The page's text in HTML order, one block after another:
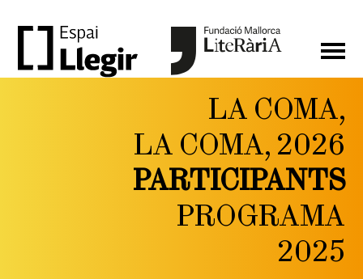
LA COMA,
LA COMA, 2026
PARTICIPANTS
PROGRAMA
2025
FESTIVAL DE LITERATURA
I PENSAMENT CONTEMPORANI